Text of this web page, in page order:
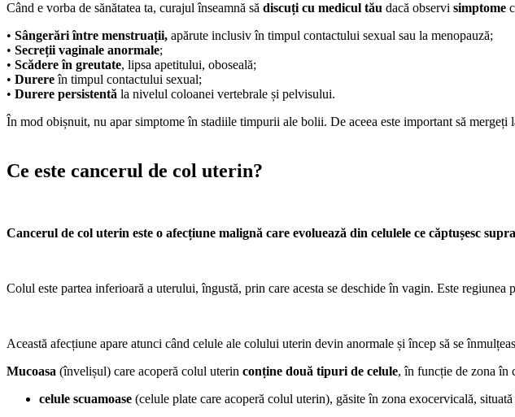
Când e vorba de sănătatea ta, curajul înseamnă să discuți cu medicul tău dacă observi simptome
• Sângerări între menstruații, apărute inclusiv în timpul contactului sexual sau la menopauză;
• Secreții vaginale anormale;
• Scădere în greutate, lipsa apetitului, oboseală;
• Durereîn timpul contactului sexual;
• Durere persistentă la nivelul coloanei vertebrale și pelvisului.
În mod obișnuit, nu apar simptome în stadiile timpurii ale bolii. De aceea este important să mergeți
Ce este cancerul de col uterin?
Cancerul de col uterin este o afecțiune malignă care evoluează din celulele ce căptușesc
Colul este partea inferioară a uterului, îngustă, prin care acesta se deschide în vagin. Este regiunea
Această afecțiune apare atunci când celule ale colului uterin devin anormale și încep să se
Mucoasa (învelișul) care acoperă colul uterin conține două tipuri de celule, în funcție de zona în
celule scuamoase (celule plate care acoperă colul uterin), găsite în zona exocervicală,